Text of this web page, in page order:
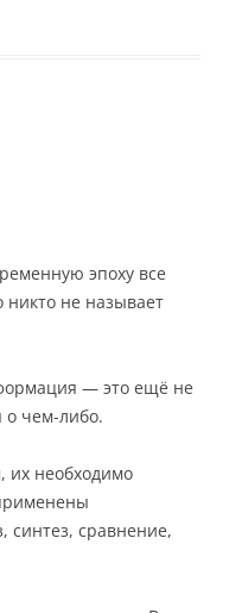
эпоху все
не называет
— это ещё не
о чем-либо.
их необходимо
синтез, сравнение,